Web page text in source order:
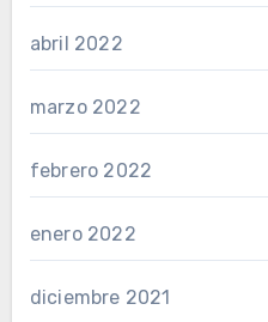
abril 2022
marzo 2022
febrero 2022
enero 2022
diciembre 2021